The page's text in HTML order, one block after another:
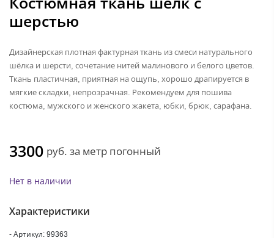
шерстью
Дизайнерская плотная фактурная ткань из смеси натурального
шёлка и шерсти, сочетание нитей малинового и белого цветов.
Ткань пластичная, приятная на ощупь, хорошо драпируется в
мягкие складки, непрозрачная. Рекомендуем для пошива
костюма, мужского и женского жакета, юбки, брюк, сарафана.
3300 руб. за метр погонный
Нет в наличии
Характеристики
- Артикул: 99363